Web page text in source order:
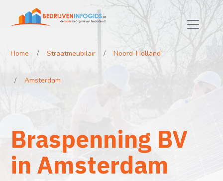
Home Straatmeubilair Noord-Holland
Amsterdam
Braspenning BV
in Amsterdam